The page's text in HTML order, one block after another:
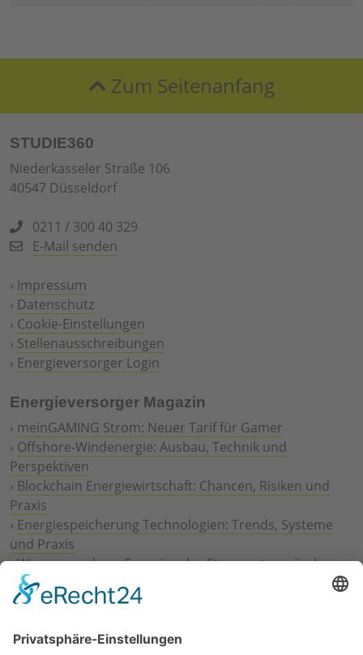
Zum Seitenanfang
STUDIE360
Niederkasseler Straße 106
40547 Düsseldorf
0211 / 300 40 329
E-Mail senden
› Impressum
› Datenschutz
› Cookie-Einstellungen
› Stellenausschreibungen
› Energieversorger Login
Energieversorger Magazin
› meinGAMING Strom: Neuer Tarif für Gamer
› Offshore-Windenergie: Ausbau, Technik und
Perspektiven
› Blockchain Energiewirtschaft: Chancen, Risiken und
Praxis
› Energiespeicherung Technologien: Trends, Systeme
und Praxis
›Wie erneuerbare Energien das Stromnetz verändern
Digitalisierung Energiewirtschaft: Effizienz, Netze und
Prozesse
Geschäftsmodelle